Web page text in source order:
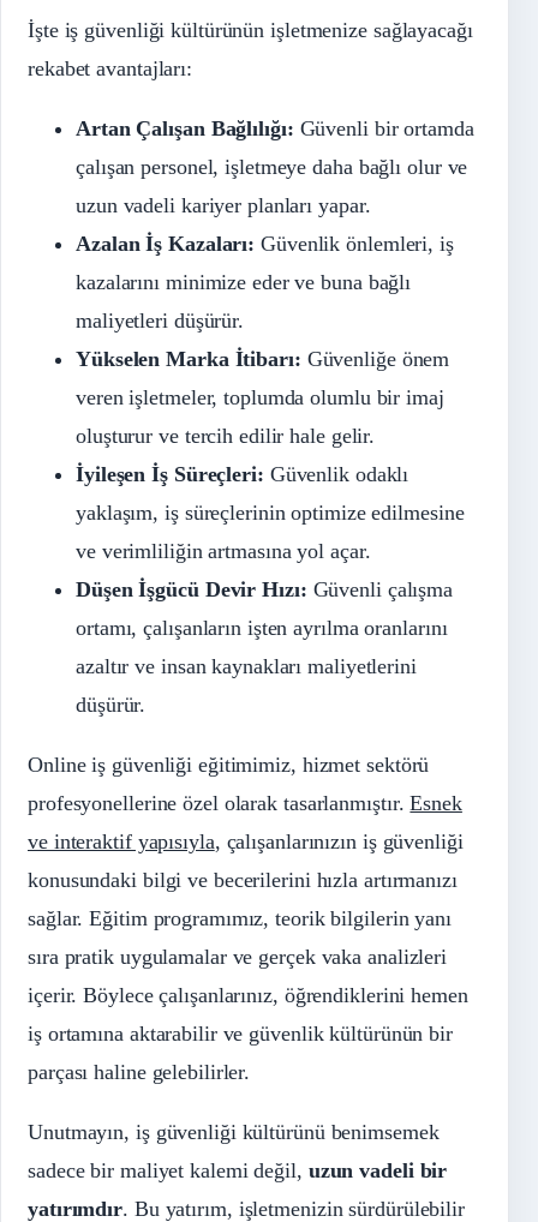
İşte iş güvenliği kültürünün işletmenize sağlayacağı
rekabet avantajları:
Artan Çalışan Bağlılığı: Güvenli bir ortamda
çalışan personel, işletmeye daha bağlı olur ve
uzun vadeli kariyer planları yapar.
Azalan İş Kazaları: Güvenlik önlemleri, iş
kazalarını minimize eder ve buna bağlı
maliyetleri düşürür.
Yükselen Marka İtibarı: Güvenliğe önem
veren işletmeler, toplumda olumlu bir imaj
oluşturur ve tercih edilir hale gelir.
İyileşen İş Süreçleri: Güvenlik odaklı
yaklaşım, iş süreçlerinin optimize edilmesine
ve verimliliğin artmasına yol açar.
Düşen İşgücü Devir Hızı: Güvenli çalışma
ortamı, çalışanların işten ayrılma oranlarını
azaltır ve insan kaynakları maliyetlerini
düşürür.
Online iş güvenliği eğitimimiz, hizmet sektörü
profesyonellerine özel olarak tasarlanmıştır.Esnek
ve interaktif yapısıyla, çalışanlarınızın iş güvenliği
konusundaki bilgi ve becerilerini hızla artırmanızı
sağlar. Eğitim programımız, teorik bilgilerin yanı
sıra pratik uygulamalar ve gerçek vaka analizleri
içerir. Böylece çalışanlarınız, öğrendiklerini hemen
iş ortamına aktarabilir ve güvenlik kültürünün bir
parçası haline gelebilirler.
Unutmayın, iş güvenliği kültürünü benimsemek
sadece bir maliyet kalemi değil, uzun vadeli bir
yatırımdır. Bu yatırım, işletmenizin sürdürülebilir